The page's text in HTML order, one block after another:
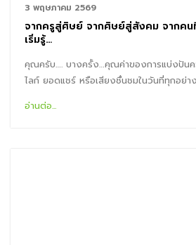
3 พฤษภาคม 2569
จากครูสู่ศิษย์ จากศิษย์สู่สังคม จากค
เริ่มรู้…
คุณครับ…. บางครั้ง…คุณค่าของการแบ่งปันค
ไลก์ ยอดแชร์ หรือเสียงชื่นชมในวันที่ทุกอย่า
อ่านต่อ...